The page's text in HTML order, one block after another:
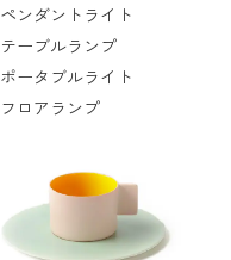
ペンダントライト
テーブルランプ
ポータブルライト
フロアランプ